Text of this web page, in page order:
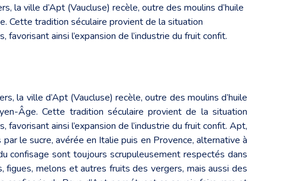
la ville d’Apt (Vaucluse) recèle, outre des moulins d’huile
Cette tradition séculaire provient de la situation
ainsi l’expansion de l’industrie du fruit confit.
la ville d’Apt (Vaucluse) recèle, outre des moulins d’huile
Âge. Cette tradition séculaire provient de la situation
ainsi l’expansion de l’industrie du fruit confit. Apt,
le sucre, avérée en Italie puis en Provence, alternative à
confisage sont toujours scrupuleusement respectés dans
figues, melons et autres fruits des vergers, mais aussi des